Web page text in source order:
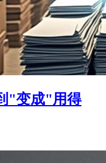
"变成"用得